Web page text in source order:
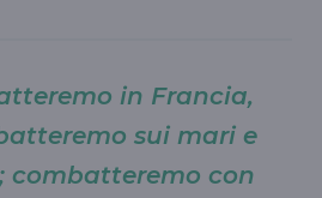
in Francia,
sui mari e
combatteremo con